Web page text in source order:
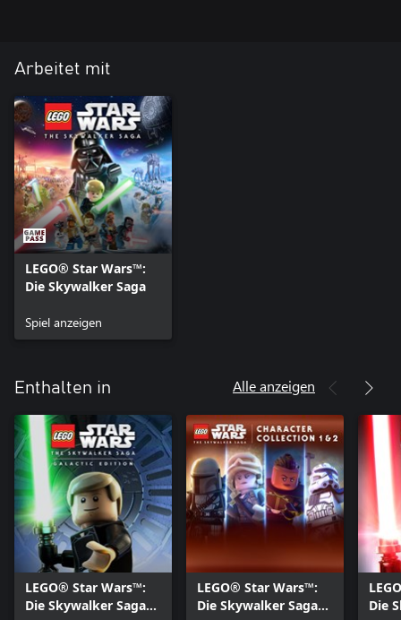
Arbeitet mit
LEGO® Star Wars™:
Die Skywalker Saga
Spiel anzeigen
Enthalten in Alle anzeigen
LEGO® Star Wars™:
Die Skywalker Saga
LEGO® Star Wars™:
Die Skywalker Saga
Die